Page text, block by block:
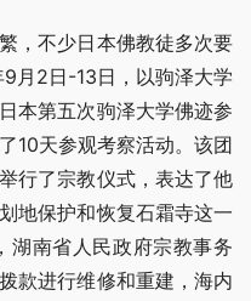
，不少日本佛教徒多次要
月2日-13日，以驹泽大学
本第五次驹泽大学佛迹参
10天参观考察活动。该团
行了宗教仪式，表达了他
地保护和恢复石霜寺这一
湖南省人民政府宗教事务
款进行维修和重建，海内